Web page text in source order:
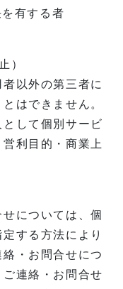
有する者
）
以外の第三者に
はできません。
して個別サービ
利目的・商業上
については、個
する方法により
・お問合せにつ
連絡・お問合せ